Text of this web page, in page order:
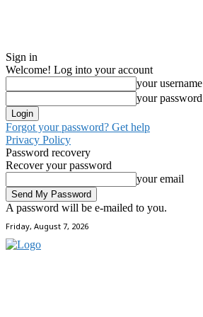
Sign in
Welcome! Log into your account
your username
your password
Forgot your password? Get help
Privacy Policy
Password recovery
Recover your password
your email
A password will be e-mailed to you.
Friday, August 7, 2026